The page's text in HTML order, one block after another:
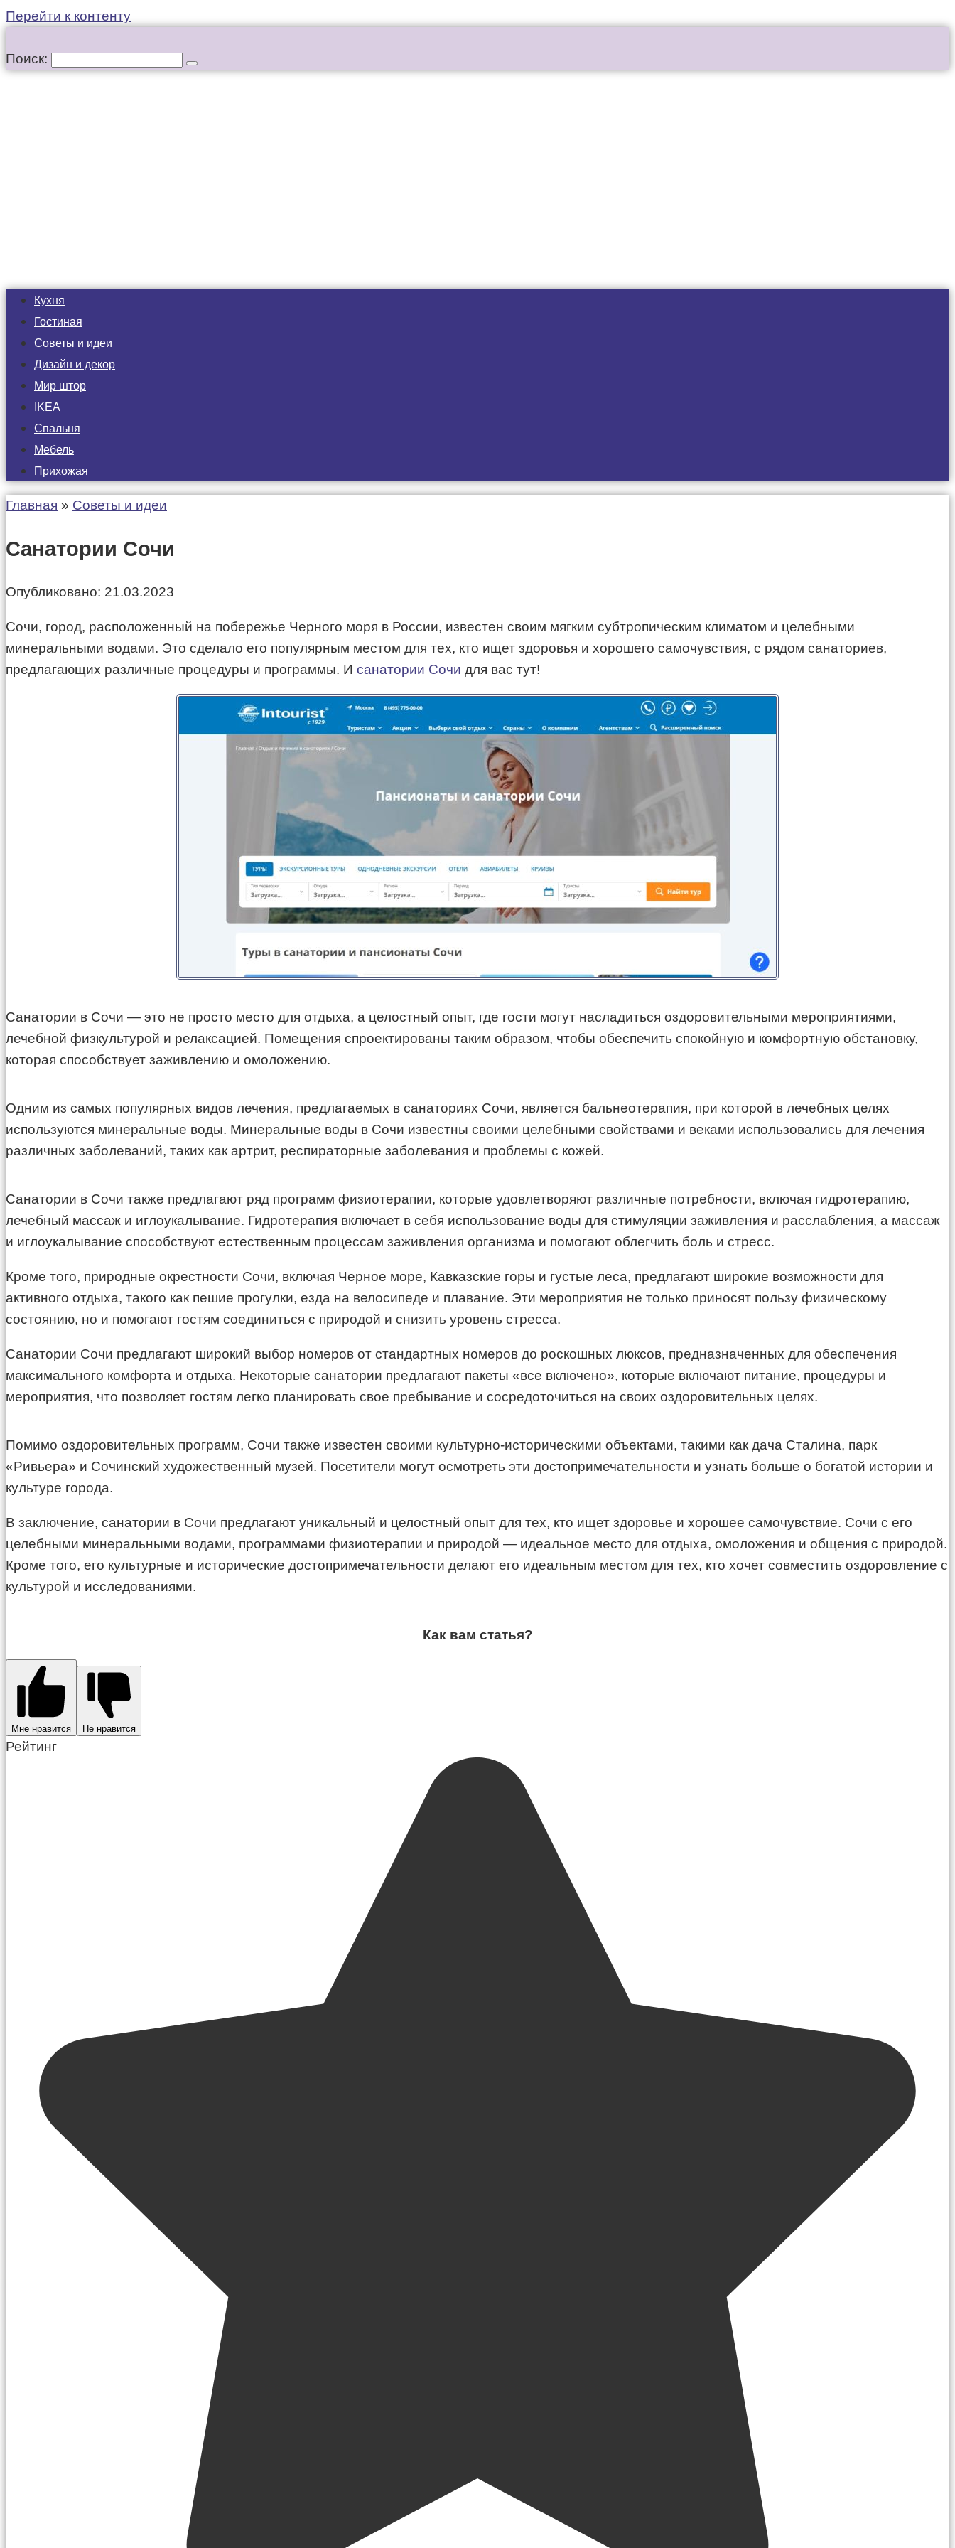
Перейти к контенту
Поиск:
Кухня
Гостиная
Советы и идеи
Дизайн и декор
Мир штор
IKEA
Спальня
Мебель
Прихожая
Главная » Советы и идеи
Санатории Сочи
Опубликовано: 21.03.2023
Сочи, город, расположенный на побережье Черного моря в России, известен своим мягким субтропическим климатом и целебными
минеральными водами. Это сделало его популярным местом для тех, кто ищет здоровья и хорошего самочувствия, с рядом санаториев,
предлагающих различные процедуры и программы. И санатории Сочи для вас тут!
Санатории в Сочи — это не просто место для отдыха, а целостный опыт, где гости могут насладиться оздоровительными мероприятиями,
лечебной физкультурой и релаксацией. Помещения спроектированы таким образом, чтобы обеспечить спокойную и комфортную обстановку,
которая способствует заживлению и омоложению.
Одним из самых популярных видов лечения, предлагаемых в санаториях Сочи, является бальнеотерапия, при которой в лечебных целях
используются минеральные воды. Минеральные воды в Сочи известны своими целебными свойствами и веками использовались для лечения
различных заболеваний, таких как артрит, респираторные заболевания и проблемы с кожей.
Санатории в Сочи также предлагают ряд программ физиотерапии, которые удовлетворяют различные потребности, включая гидротерапию,
лечебный массаж и иглоукалывание. Гидротерапия включает в себя использование воды для стимуляции заживления и расслабления, а массаж
и иглоукалывание способствуют естественным процессам заживления организма и помогают облегчить боль и стресс.
Кроме того, природные окрестности Сочи, включая Черное море, Кавказские горы и густые леса, предлагают широкие возможности для
активного отдыха, такого как пешие прогулки, езда на велосипеде и плавание. Эти мероприятия не только приносят пользу физическому
состоянию, но и помогают гостям соединиться с природой и снизить уровень стресса.
Санатории Сочи предлагают широкий выбор номеров от стандартных номеров до роскошных люксов, предназначенных для обеспечения
максимального комфорта и отдыха. Некоторые санатории предлагают пакеты «все включено», которые включают питание, процедуры и
мероприятия, что позволяет гостям легко планировать свое пребывание и сосредоточиться на своих оздоровительных целях.
Помимо оздоровительных программ, Сочи также известен своими культурно-историческими объектами, такими как дача Сталина, парк
«Ривьера» и Сочинский художественный музей. Посетители могут осмотреть эти достопримечательности и узнать больше о богатой истории и
культуре города.
В заключение, санатории в Сочи предлагают уникальный и целостный опыт для тех, кто ищет здоровье и хорошее самочувствие. Сочи с его
целебными минеральными водами, программами физиотерапии и природой — идеальное место для отдыха, омоложения и общения с природой.
Кроме того, его культурные и исторические достопримечательности делают его идеальным местом для тех, кто хочет совместить оздоровление с
культурой и исследованиями.
Как вам статья?
Мне нравится Не нравится
Рейтинг